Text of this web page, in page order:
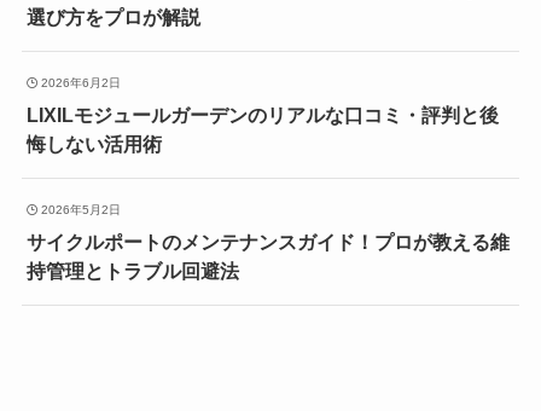
選び方をプロが解説
2026年6月2日
LIXILモジュールガーデンのリアルな口コミ・評判と後
悔しない活用術
2026年5月2日
サイクルポートのメンテナンスガイド！プロが教える維
持管理とトラブル回避法